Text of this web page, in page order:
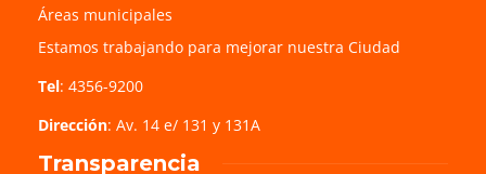
Áreas municipales
Estamos trabajando para mejorar nuestra Ciudad
Tel: 4356-9200
Dirección: Av. 14 e/ 131 y 131A
Transparencia